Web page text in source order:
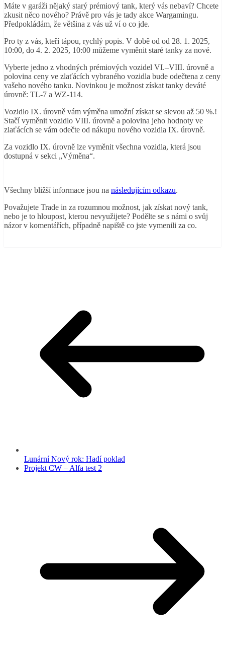
Máte v garáži nějaký starý prémiový tank, který vás nebaví? Chcete
zkusit něco nového? Právě pro vás je tady akce Wargamingu.
Předpokládám, že většina z vás už ví o co jde.
Pro ty z vás, kteří tápou, rychlý popis. V době od od 28. 1. 2025,
10:00, do 4. 2. 2025, 10:00 můžeme vyměnit staré tanky za nové.
Vyberte jedno z vhodných prémiových vozidel VI.–VIII. úrovně a
polovina ceny ve zlaťácích vybraného vozidla bude odečtena z ceny
vašeho nového tanku. Novinkou je možnost získat tanky deváté
úrovně: TL-7 a WZ-114.
Vozidlo IX. úrovně vám výměna umožní získat se slevou až 50 %.!
Stačí vyměnit vozidlo VIII. úrovně a polovina jeho hodnoty ve
zlaťácích se vám odečte od nákupu nového vozidla IX. úrovně.
Za vozidlo IX. úrovně lze vyměnit všechna vozidla, která jsou
dostupná v sekci „Výměna“.
Všechny bližší informace jsou na následujícím odkazu.
Považujete Trade in za rozumnou možnost, jak získat nový tank,
nebo je to hloupost, kterou nevyužijete? Podělte se s námi o svůj
názor v komentářích, případně napiště co jste vymenili za co.
Lunární Nový rok: Hadí poklad
Projekt CW – Alfa test 2